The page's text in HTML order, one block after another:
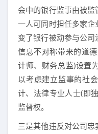
会中的银行监事由被监
一人可同时担任多家
变了银行被动参与公
信息不对称带来的道
计师、财务总监)设置
以考虑建立监事的社
计、法律专业人士(即
监督权。
三是其他违反对公司